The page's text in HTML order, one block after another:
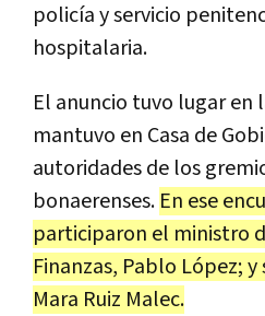
policía y servicio
hospitalaria.
El anuncio tuvo lugar en
mantuvo en Casa de
autoridades de los
bonaerenses. En ese
participaron el ministro
Finanzas, Pablo López;
Mara Ruiz Malec.